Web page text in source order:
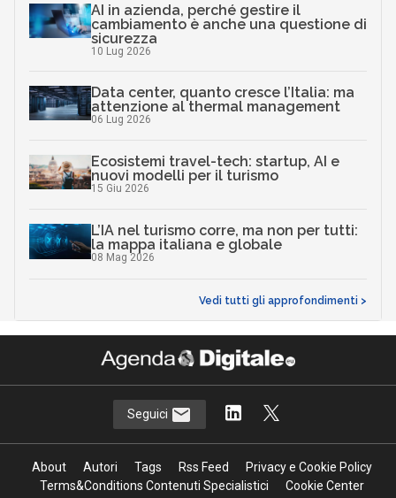
AI in azienda, perché gestire il
cambiamento è anche una questione di
sicurezza
10 Lug 2026
Data center, quanto cresce l’Italia: ma
attenzione al thermal management
06 Lug 2026
Ecosistemi travel-tech: startup, AI e
nuovi modelli per il turismo
15 Giu 2026
L’IA nel turismo corre, ma non per tutti:
la mappa italiana e globale
08 Mag 2026
Vedi tutti gli approfondimenti >
Seguici
About Autori Tags Rss Feed
Privacy e Cookie Policy
Terms&Conditions Contenuti Specialistici
Cookie Center